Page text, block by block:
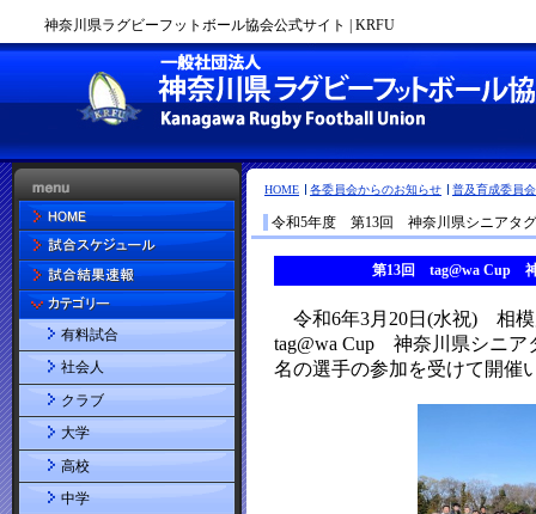
神奈川県ラグビーフットボール協会公式サイト | KRFU
HOME 各委員会からのお知らせ 普及育成委員会
令和5年度 第13回 神奈川県シニアタ
有料試合
社会人
クラブ
大学
高校
中学